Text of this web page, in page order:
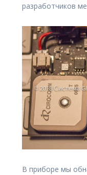
разработчиков
В приборе мы